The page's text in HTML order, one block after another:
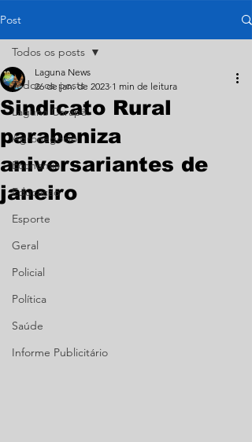
Post
Todos os posts
Laguna Carapã
Agronegócio
Economia
Educação
Esporte
Geral
Policial
Política
Saúde
Informe Publicitário
Todos os posts
Sindicato Rural
parabeniza
aniversariantes de
janeiro
Laguna News
26 de jan. de 2023 1 min de leitura